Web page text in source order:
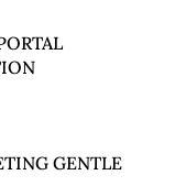
GENTLE